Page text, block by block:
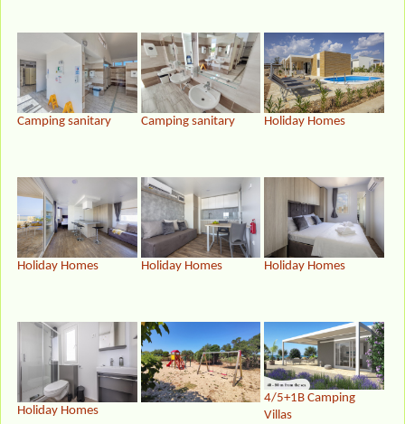
Camping sanitary Camping sanitary Holiday Homes
Holiday Homes Holiday Homes Holiday Homes
Holiday Homes
4/5+1B Camping
Villas